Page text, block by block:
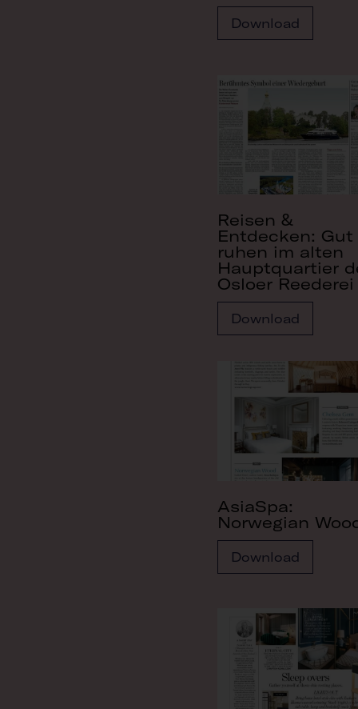
Download
Reisen &
Entdecken: Gut
ruhen im alten
Hauptquartier
Osloer Reederei
Download
AsiaSpa:
Norwegian
Download